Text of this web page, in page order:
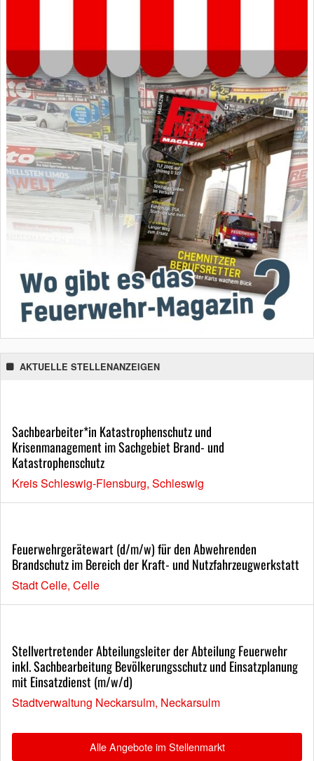
AKTUELLE STELLENANZEIGEN
Sachbearbeiter*in Katastrophenschutz und
Krisenmanagement im Sachgebiet Brand- und
Katastrophenschutz
Kreis Schleswig-Flensburg, Schleswig
Feuerwehrgerätewart (d/m/w) für den Abwehrenden
Brandschutz im Bereich der Kraft- und Nutzfahrzeugwerkstatt
Stadt Celle, Celle
Stellvertretender Abteilungsleiter der Abteilung Feuerwehr
inkl. Sachbearbeitung Bevölkerungsschutz und Einsatzplanung
mit Einsatzdienst (m/w/d)
Stadtverwaltung Neckarsulm, Neckarsulm
Alle Angebote im Stellenmarkt